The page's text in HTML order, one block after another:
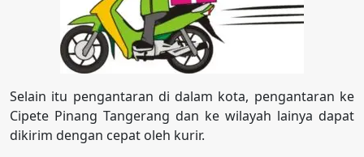
Selain itu pengantaran di dalam kota, pengantaran ke
Cipete Pinang Tangerang dan ke wilayah lainya dapat
dikirim dengan cepat oleh kurir.